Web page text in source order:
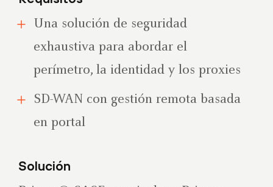
Una solución de seguridad
exhaustiva para abordar el
perímetro, la identidad y los proxies
SD-WAN con gestión remota basada
en portal
Solución